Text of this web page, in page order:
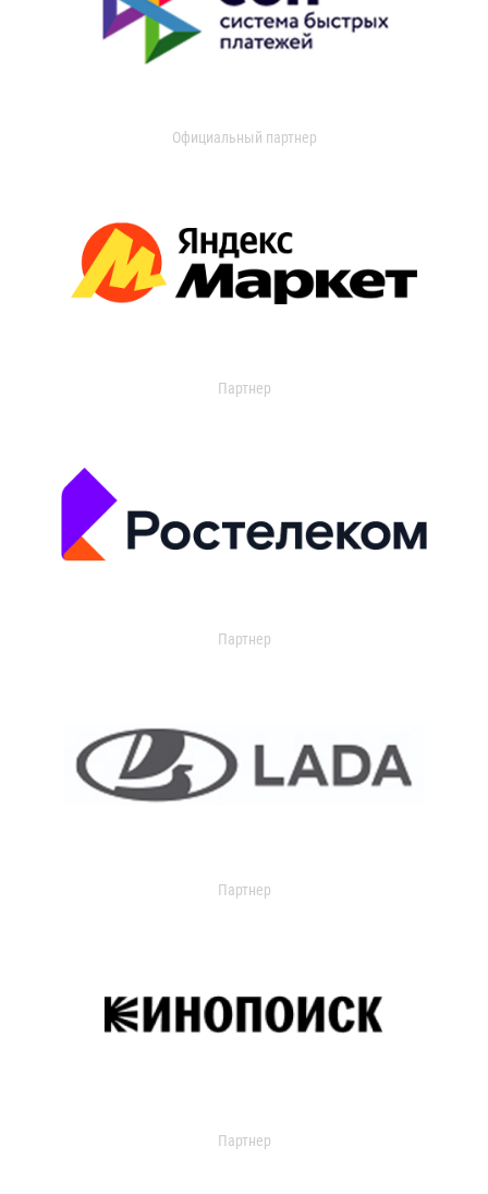
Официальный партнер
Партнер
Партнер
Партнер
Партнер